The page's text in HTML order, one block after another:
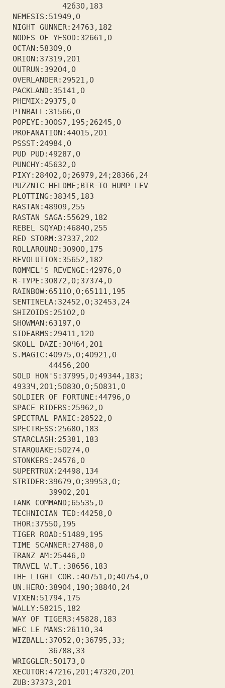
            42бЗО,18З
NEMESIS:51949,О
NIGHT GUNNER:2476З,182
NODES OF YESOD:З2661,О
OCTAN:58ЗО9,О
ORION:З7З19,2О1
OUTRUN:З92О4,О
OVERLANDER:29521,О
PACKLAND:З5141,О
PHEMIX:29З75,О
PINBALL:З1566,О
POPEYE:ЗООS7,195;26245,О
PROFANATION:44О15,2О1
PSSST:24984,О
PUD PUD:49287,О
PUNCHY:456З2,О
PIXY:284О2,О;26979,24;28З66,24
PUZZNIC-HELDME;BTR-ТО HUMP LEV
PLOTTING:З8З45,18З
RASTAN:489О9,255
RASTAN SAGA:55629,182
REBEL SQYAD:4684О,255
RED STORM:З7ЗЗ7,2О2
ROLLAROUND:ЗО9ОО,175
REVOLUTION:З5652,182
ROMMEL'S REVENGE:42976,О
R-ТУРЕ:ЗО872,О;З7З74,О
RAINBOW:6511О,О;65111,195
SENTINELA:З2452,О;З245З,24
SHIZOIDS:251О2,О
SHOWMAN:6З197,О
SIDEARMS:29411,12О
SKOLL DAZE:ЗОЧб4,2О1
S.MAGIC:4О975,О;4О921,О
         44456,2ОО
SOLD HON'S:З7995,О;49З44,18З;
49ЗЗЧ,2О1;5О8ЗО,О;5О8З1,О
SOLDIER OF FORTUNE:44796,О
SPACE RIDERS:25962,О
SPECTRAL PANIC:28522,О
SPECTRESS:2568О,18З
STARCLASH:25З81,18З
STARQUAKE:5О274,О
STONKERS:24576,О
SUPERTRUX:24498,1З4
STRIDER:З9679,О;З995З,О;
         З99О2,2О1
TANK COMMAND;655З5,О
TECHNICIAN TED:44258,О
THOR:З755О,195
TIGER ROAD:51489,195
TIME SCANNER:27488,О
TRANZ АМ:25446,О
TRAVEL W.T.:З8656,18З
ТНЕ LIGHT COR.:4О751,О;4О754,О
UN.HERO:З89О4,19О;З884О,24
VIXEN:51794,175
WALLY:58215,182
WAY OF TIGЕRЗ:45828,18З
WEC LE MANS:2611О,З4
WIZBALL:З7О52,О;З6795,ЗЗ;
         З6788,ЗЗ
WRIGGLER:5О17З,О
XECUTOR:47216,2О1;47З2О,2О1
ZUB:З7З7З,2О1